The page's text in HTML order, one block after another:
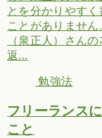
とを分かりやす
ことがありませ
（泉正人）さん
返...
勉強法
フリーランス
こと